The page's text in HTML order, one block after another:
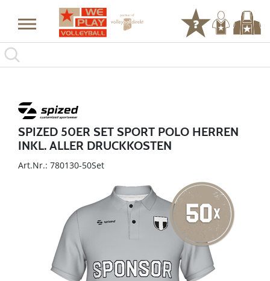
SPIZED 50ER SET SPORT POLO HERREN
INKL. ALLER DRUCKKOSTEN
Art.Nr.: 780130-50Set